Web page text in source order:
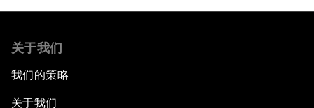
关于我们
我们的策略
关于我们